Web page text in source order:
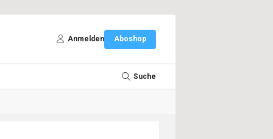
Anmelden Aboshop
Suche